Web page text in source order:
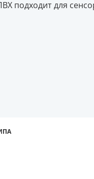
подходит для